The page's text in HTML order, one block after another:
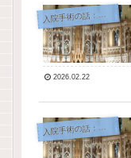
入 院手術の話：顎下腺腫瘍
2026.02.22
入 院手術の話：顎下腺腫瘍